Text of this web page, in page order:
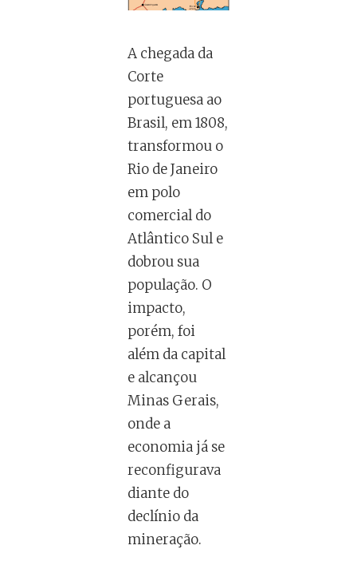
A chegada da
Corte
portuguesa ao
Brasil, em 1808,
transformou o
Rio de Janeiro
em polo
comercial do
Atlântico Sul e
dobrou sua
população. O
impacto,
porém, foi
além da capital
e alcançou
Minas Gerais,
onde a
economia já se
reconfigurava
diante do
declínio da
mineração.